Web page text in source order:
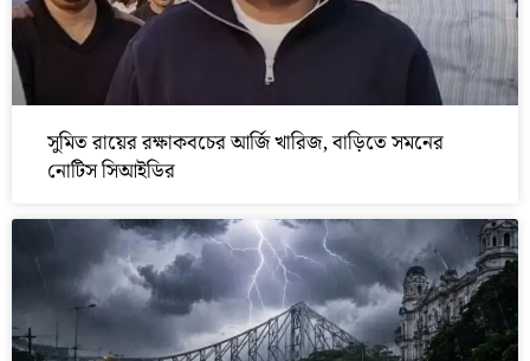
সুমিত রায়ের রক্ষাকবচের আর্জি খারিজ, বাড়িতে সমনের
নোটিস সিআইডির